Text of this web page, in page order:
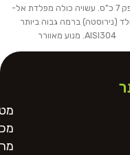
הספק 7 כ"ס. עשויה כולה מפלדת אל-
(נירוסטה) ברמה גבוה ביותר
AISI304. מנוע מאוורר